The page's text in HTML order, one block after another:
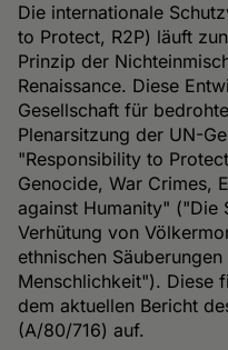
Die internationale
to Protect, R2P) läuft
Prinzip der
Renaissance. Diese
Gesellschaft für
Plenarsitzung der UN-
"Responsibility to
Genocide, War Crimes,
against Humanity" ("Die
Verhütung von
ethnischen
Menschlichkeit"). Diese
dem aktuellen Bericht
(A/80/716) auf.